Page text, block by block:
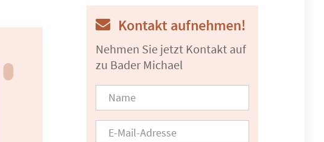
Kontakt aufnehmen!
Nehmen Sie jetzt Kontakt auf
zu Bader Michael